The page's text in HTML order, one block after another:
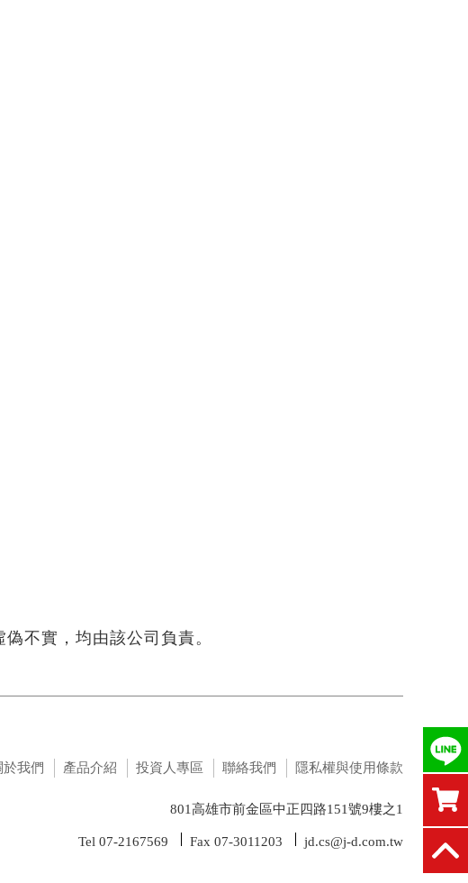
不實，均由該公司負責。
於我們 產品介紹 投資人專區 聯絡我們 隱私權與使用條款
801高雄市前金區中正四路151號9樓之1
Tel 07-2167569 Fax 07-3011203 jd.cs@j-d.com.tw